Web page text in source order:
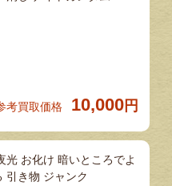
考買取価格 10,000 円
光 お化け 暗いところでよ
引き物 ジャンク